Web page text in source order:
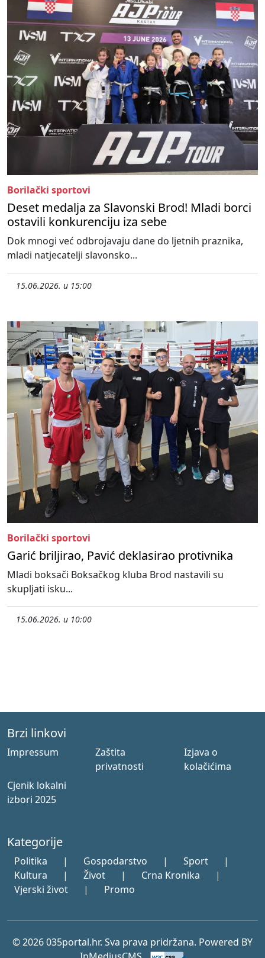
Borilački sportovi
Deset medalja za Slavonski Brod! Mladi borci
ostavili konkurenciju iza sebe
Dok mnogi već odbrojavaju dane do ljetnih praznika,
mladi natjecatelji slavonsko...
15.06.2026. u 15:00
Borilački sportovi
Garić briljirao, Pavić deklasirao protivnika
Mladi boksači Boksačkog kluba Brod nastavili su
skupljati isku...
15.06.2026. u 10:00
Brzi linkovi
Impressum
Zaštita
privatnosti
Izjava o
kolačićima
Cjenik lokalni
izbori 2025
Kategorije
Politika | Gospodarstvo | Sport
|
Kultura
| Život | Crna Kronika
|
Vjerski život
| Promo
© 2026 035portal.hr. Sva prava pridržana. Powered BY